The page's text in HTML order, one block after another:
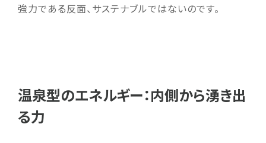
強力である反面、サステナブルではないのです。
温泉型のエネルギー：内側から湧き出
る力